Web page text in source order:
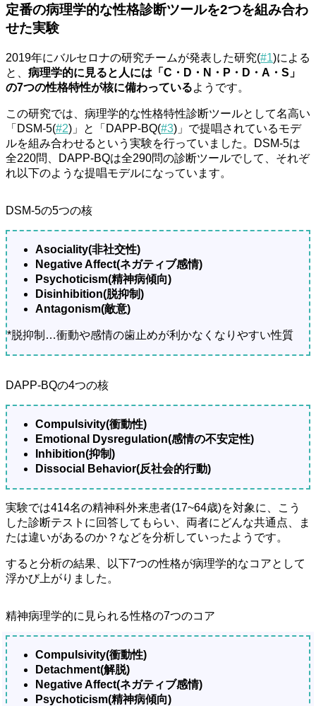
定番の病理学的な性格診断ツールを2つを組み合わ
せた実験
2019年にバルセロナの研究チームが発表した研究(#1)による
と、 病理学的に見ると人には「C・D・N・P・D・A・S」
の7つの性格特性が核に備わっているようです。
この研究では、病理学的な性格特性診断ツールとして名高い
「DSM-5(#2)」と「DAPP-BQ(#3)」で提唱されているモデ
ルを組み合わせるという実験を行っていました。DSM-5は
全220問、DAPP-BQは全290問の診断ツールでして、それぞ
れ以下のような提唱モデルになっています。
DSM-5の5つの核
Asociality(非社交性)
Negative Affect(ネガティブ感情)
Psychoticism(精神病傾向)
Disinhibition(脱抑制)
Antagonism(敵意)
*脱抑制…衝動や感情の歯止めが利かなくなりやすい性質
DAPP-BQの4つの核
Compulsivity(衝動性)
Emotional Dysregulation(感情の不安定性)
Inhibition(抑制)
Dissocial Behavior(反社会的行動)
実験では414名の精神科外来患者(17~64歳)を対象に、こう
した診断テストに回答してもらい、両者にどんな共通点、ま
たは違いがあるのか？などを分析していったようです。
すると分析の結果、以下7つの性格が病理学的なコアとして
浮かび上がりました。
精神病理学的に見られる性格の7つのコア
Compulsivity(衝動性)
Detachment(解脱)
Negative Affect(ネガティブ感情)
Psychoticism(精神病傾向)